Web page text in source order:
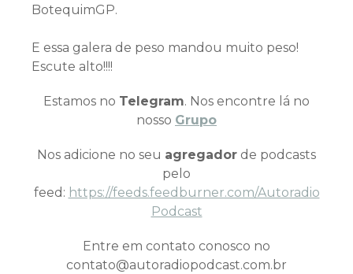
BotequimGP.
E essa galera de peso mandou muito peso!
Escute alto!!!!
Estamos no Telegram. Nos encontre lá no
nosso Grupo
Nos adicione no seu agregador de podcasts
pelo
feed: https://feeds.feedburner.com/Autoradio
Podcast
Entre em contato conosco no
contato@autoradiopodcast.com.br